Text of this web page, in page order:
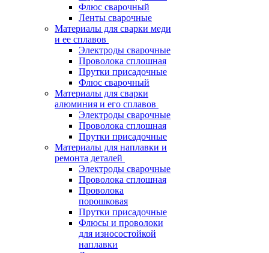
Флюс сварочный
Ленты сварочные
Материалы для сварки меди
и ее сплавов
Электроды сварочные
Проволока сплошная
Прутки присадочные
Флюс сварочный
Материалы для сварки
алюминия и его сплавов
Электроды сварочные
Проволока сплошная
Прутки присадочные
Материалы для наплавки и
ремонта деталей
Электроды сварочные
Проволока сплошная
Проволока
порошковая
Прутки присадочные
Флюсы и проволоки
для износостойкой
наплавки